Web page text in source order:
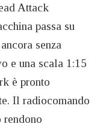
Attack
passa su
senza
e una scala 1:15
è pronto
Il radiocomando